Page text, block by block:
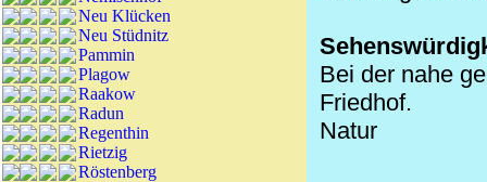
Neu Klücken
Neu Stüdnitz
Pammin
Plagow
Raakow
Radun
Regenthin
Rietzig
Röstenberg
Bei der nahe
Friedhof.
Natur